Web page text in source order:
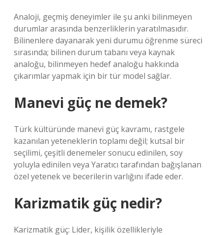
Analoji, geçmiş deneyimler ile şu anki bilinmeyen
durumlar arasında benzerliklerin yaratılmasıdır.
Bilinenlere dayanarak yeni durumu öğrenme süreci
sırasında; bilinen durum tabanı veya kaynak
analoğu, bilinmeyen hedef analoğu hakkında
çıkarımlar yapmak için bir tür model sağlar.
Manevi güç ne demek?
Türk kültüründe manevi güç kavramı, rastgele
kazanılan yeteneklerin toplamı değil; kutsal bir
seçilimi, çeşitli denemeler sonucu edinilen, soy
yoluyla edinilen veya Yaratıcı tarafından bağışlanan
özel yetenek ve becerilerin varlığını ifade eder.
Karizmatik güç nedir?
Karizmatik güç: Lider, kişilik özellikleriyle